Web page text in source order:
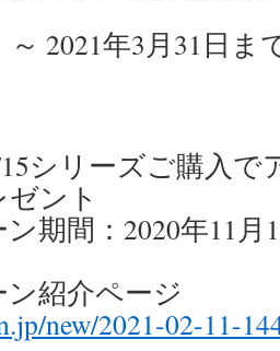
～ 2021年3月31日
シリーズご購入
ント
期間：2020年11月
紹介ページ
new/2021-02-11-